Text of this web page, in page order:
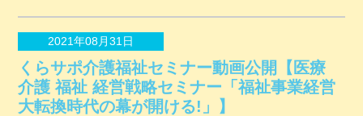
2021年08月31日
くらサポ介護福祉セミナー動画公開【医療
介護 福祉 経営戦略セミナー「福祉事業経営
大転換時代の幕が開ける!」】